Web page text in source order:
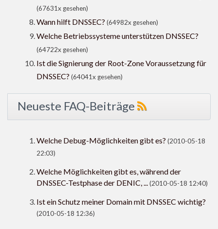
(67631x gesehen)
Wann hilft DNSSEC? (64982x gesehen)
Welche Betriebssysteme unterstützen DNSSEC?
(64722x gesehen)
Ist die Signierung der Root-Zone Voraussetzung für
DNSSEC? (64041x gesehen)
Neueste FAQ-Beiträge
Welche Debug-Möglichkeiten gibt es? (2010-05-18
22:03)
Welche Möglichkeiten gibt es, während der
DNSSEC-Testphase der DENIC, ...(2010-05-18 12:40)
Ist ein Schutz meiner Domain mit DNSSEC wichtig?
(2010-05-18 12:36)